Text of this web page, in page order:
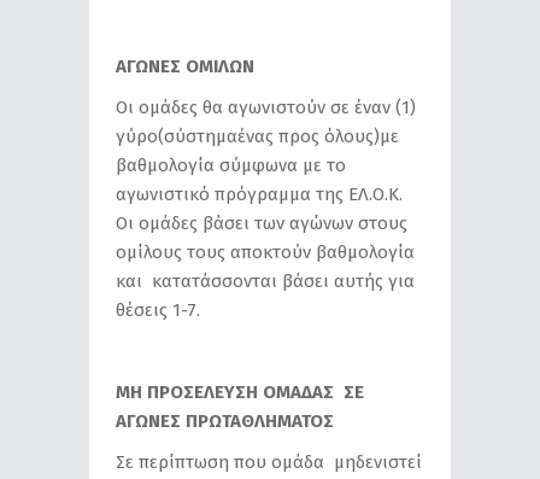
ΑΓΩΝΕΣ ΟΜΙΛΩΝ
Οι ομάδες θα αγωνιστούν σε έναν (1)
γύρο(σύστημαένας προς όλους)με
βαθμολογία σύμφωνα με το
αγωνιστικό πρόγραμμα της ΕΛ.Ο.Κ.
Οι ομάδες βάσει των αγώνων στους
ομίλους τους αποκτούν βαθμολογία
και κατατάσσονται βάσει αυτής για
θέσεις 1-7.
ΜΗ ΠΡΟΣΕΛΕΥΣΗ ΟΜΑΔΑΣ ΣΕ
ΑΓΩΝΕΣ ΠΡΩΤΑΘΛΗΜΑΤΟΣ
Σε περίπτωση που ομάδα μηδενιστεί